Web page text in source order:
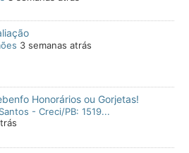
3 semanas atrás
Honorários ou Gorjetas!
- Creci/PB: 1519...